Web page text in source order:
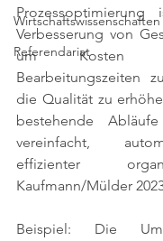
Wirtschaftswissenschaften
Referendariat
Verbesserung von
um Kosten
Bearbeitungszeiten
die Qualität zu
bestehende
vereinfacht,
effizienter
Kaufmann/Mülder
Beispiel: Die